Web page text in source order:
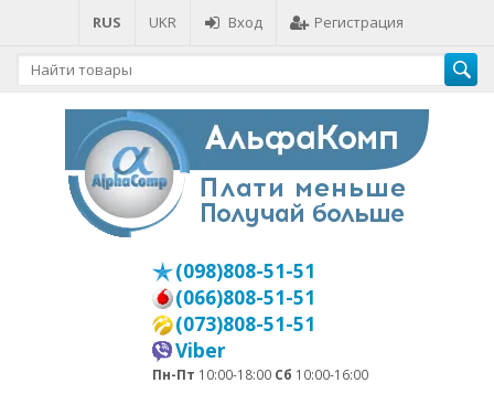
RUS UKR Вход Регистрация
(098)808-51-51
(066)808-51-51
(073)808-51-51
Viber
Пн-Пт 10:00-18:00 Сб 10:00-16:00